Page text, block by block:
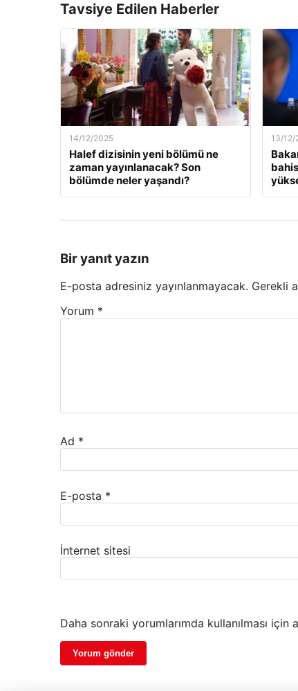
Tavsiye Edilen Haberler
14/12/2025
Halef dizisinin yeni bölümü ne
zaman yayınlanacak? Son
bölümde neler yaşandı?
13/12/
Bir yanıt yazın
E-posta adresiniz yayınlanmayacak. Gerekli
Yorum *
Ad *
E-posta *
İnternet sitesi
Daha sonraki yorumlarımda kullanılması